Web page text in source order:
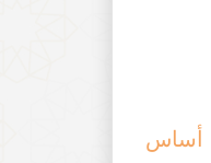
أساس